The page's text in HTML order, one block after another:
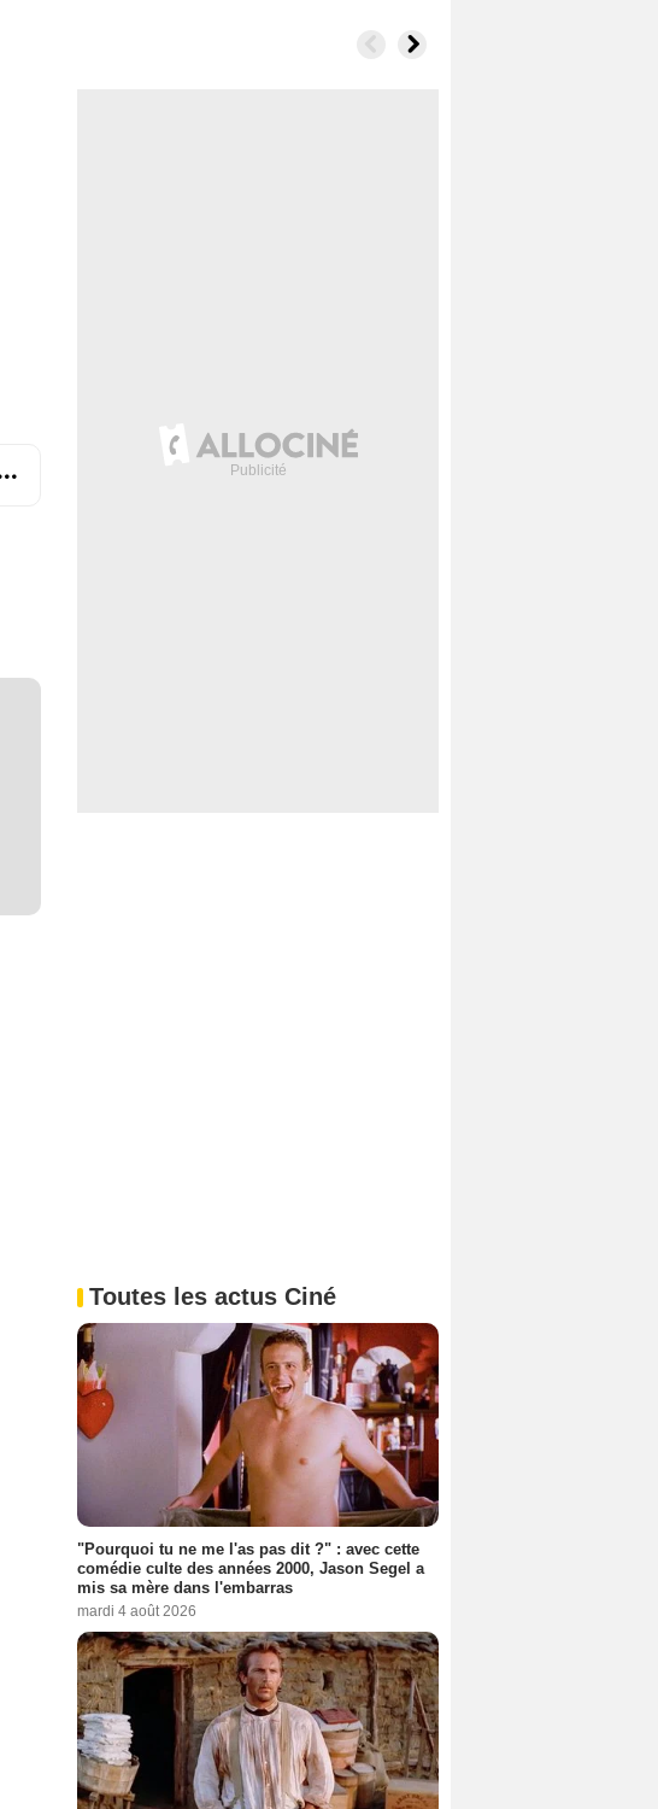
Toutes les actus Ciné
"Pourquoi tu ne me l'as pas dit ?" : avec cette
comédie culte des années 2000, Jason Segel a
mis sa mère dans l'embarras
mardi 4 août 2026